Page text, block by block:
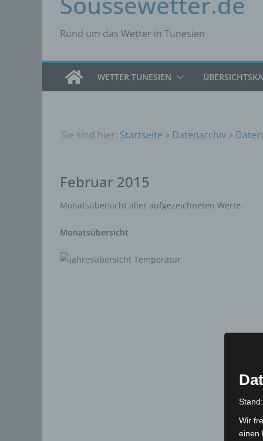
Rund um das Wetter in Tunesien
WETTER TUNESIEN
Sie sind hier: Startseite » Datenarchiv »
Februar 2015
Monatsübersicht aller aufgezeichneten Werte.
Monatsübersicht
Wir
einen